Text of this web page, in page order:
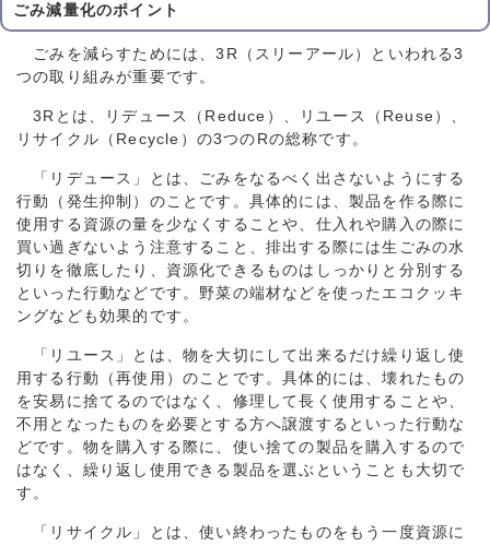
ごみ減量化のポイント
ごみを減らすためには、3R（スリーアール）といわれる3
つの取り組みが重要です。
3Rとは、リデュース（Reduce）、リユース（Reuse）、
リサイクル（Recycle）の3つのRの総称です。
「リデュース」とは、ごみをなるべく出さないようにする
行動（発生抑制）のことです。具体的には、製品を作る際に
使用する資源の量を少なくすることや、仕入れや購入の際に
買い過ぎないよう注意すること、排出する際には生ごみの水
切りを徹底したり、資源化できるものはしっかりと分別する
といった行動などです。野菜の端材などを使ったエコクッキ
ングなども効果的です。
「リユース」とは、物を大切にして出来るだけ繰り返し使
用する行動（再使用）のことです。具体的には、壊れたもの
を安易に捨てるのではなく、修理して長く使用することや、
不用となったものを必要とする方へ譲渡するといった行動な
どです。物を購入する際に、使い捨ての製品を購入するので
はなく、繰り返し使用できる製品を選ぶということも大切で
す。
「リサイクル」とは、使い終わったものをもう一度資源に